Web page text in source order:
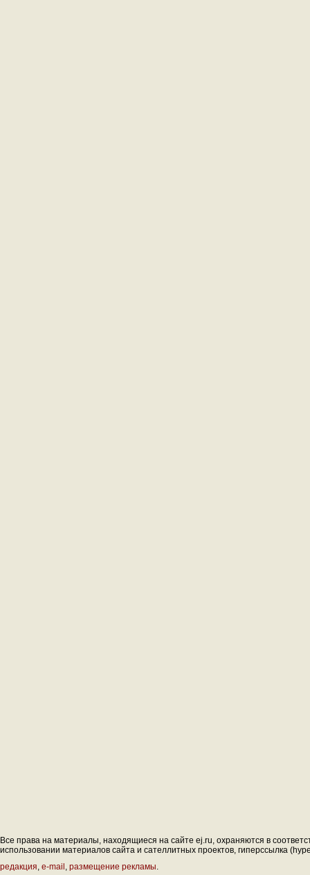
Все права на материалы, находящиеся на сайте ej.ru, охраняются в
использовании материалов сайта и сателлитных проектов, гиперссылка
редакция, e-mail , размещение рекламы.